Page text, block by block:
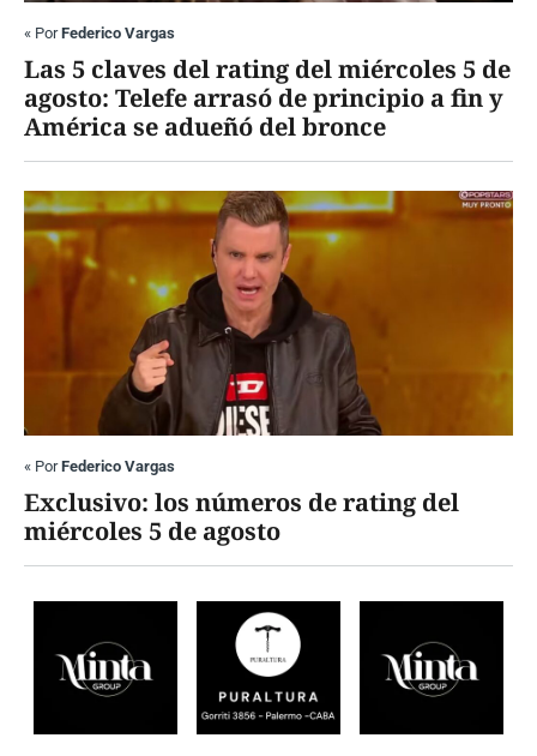
« PorFederico Vargas
Las 5 claves del rating del miércoles 5 de
agosto: Telefe arrasó de principio a fin y
América se adueñó del bronce
« PorFederico Vargas
Exclusivo: los números de rating del
miércoles 5 de agosto